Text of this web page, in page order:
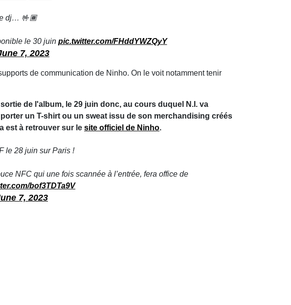
dj… 🤟🏾
le 30 juin pic.twitter.com/FHddYWZQyY
7, 2023
de communication de Ninho. On le voit notamment tenir
de l'album, le 29 juin donc, au cours duquel N.I. va
un T-shirt ou un sweat issu de son merchandising créés
est à retrouver sur le site officiel de Ninho.
le 28 juin sur Paris !
NFC qui une fois scannée à l’entrée, fera office de
bof3TDTa9V
7, 2023